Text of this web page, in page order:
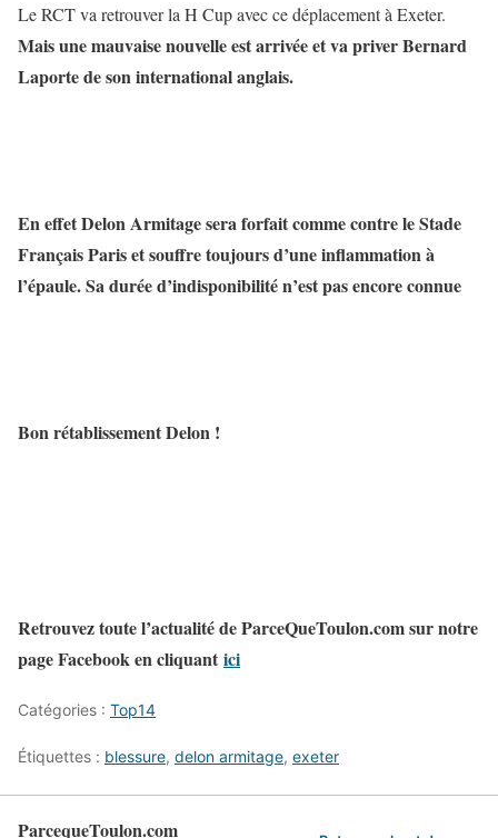
Le RCT va retrouver la H Cup avec ce déplacement à Exeter.
Mais une mauvaise nouvelle est arrivée et va priver Bernard
Laporte de son international anglais.
En effet Delon Armitage sera forfait comme contre le Stade
Français Paris et souffre toujours d’une inflammation à
l’épaule. Sa durée d’indisponibilité n’est pas encore connue
Bon rétablissement Delon !
Retrouvez toute l’actualité de ParceQueToulon.com sur notre
page Facebook en cliquant ici
Catégories : Top14
Étiquettes : blessure, delon armitage, exeter
ParcequeToulon.com